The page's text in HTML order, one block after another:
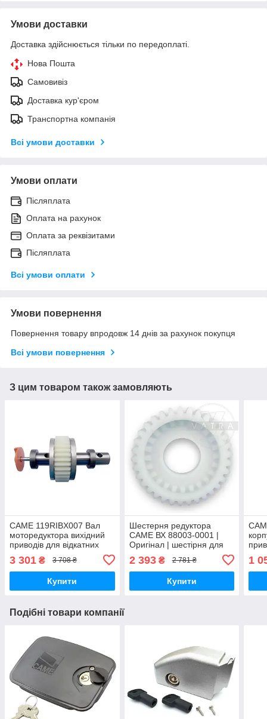
Умови доставки
Доставка здійснюється тільки по передоплаті.
Нова Пошта
Самовивіз
Доставка кур'єром
Транспортна компанія
Всі умови доставки
Умови оплати
Післяплата
Оплата на рахунок
Оплата за реквізитами
Післяплата
Всі умови оплати
Умови повернення
Повернення товару впродовж 14 днів за рахунок покупця
Всі умови повернення
З цим товаром також замовляють
CAME 119RIBX007 Вал
моторедуктора вихідний
приводів для відкатних
3 301 ₴ 3 708 ₴
Купити
Шестерня редуктора
CAME ВХ 88003-0001 |
Оригінал | шестірня для
автоматики Bx-64, Bx-74,
Bx-68, Bx-78
2 393₴ 2 781 ₴
Купити
1
Подібні товари компанії